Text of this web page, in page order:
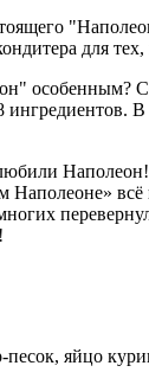
для
яйцо